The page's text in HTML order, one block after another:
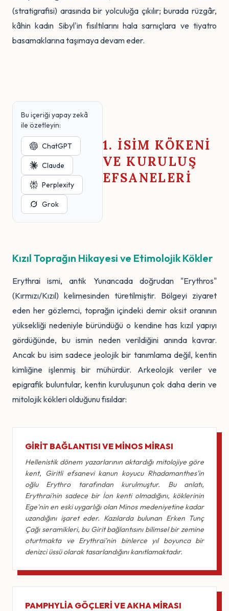
(stratigrafisi) arasında bir yolculuğa çıkılır; burada rüzgâr,
kâhin kadın Sibyl'in fısıltılarını hala sarnıçlara ve tiyatro
basamaklarına taşımaya devam eder.
Bu içeriği yapay zekâ
ile özetleyin:
ChatGPT
Claude
Perplexity
Grok
1. İSIM KÖKENI
VE KURULUŞ
EFSANELERI
Kızıl Toprağın Hikayesi ve Etimolojik Kökler
Erythrai ismi, antik Yunancada doğrudan "Erythros"
(Kırmızı/Kızıl) kelimesinden türetilmiştir. Bölgeyi ziyaret
eden her gözlemci, toprağın içindeki demir oksit oranının
yüksekliği nedeniyle büründüğü o kendine has kızıl yapıyı
gördüğünde, bu ismin neden verildiğini anında kavrar.
Ancak bu isim sadece jeolojik bir tanımlama değil, kentin
kimliğine işlenmiş bir mühürdür. Arkeolojik veriler ve
epigrafik buluntular, kentin kuruluşunun çok daha derin ve
mitolojik kökleri olduğunu fısıldar:
GIRIT BAĞLANTISI VE MINOS MIRASI
Hellenistik dönem yazarlarının aktardığı mitolojiye göre
kent, Giritli efsanevi kanun koyucu Rhadamanthes'in
oğlu Erythro tarafından kurulmuştur. Bu anlatı,
Erythrai’nin sadece bir İon kenti olmadığını, köklerinin
Ege'nin en eski uygarlığı olan Minos medeniyetine kadar
uzandığını işaret eder. Kazılarda bulunan Erken Tunç
Çağı seramikleri, bu Girit bağlantısını bilimsel bir zemine
oturtmakta ve Erythrai'nin binlerce yıl boyunca bir
denizci üssü olarak tasarlandığını kanıtlamaktadır.
PAMPHYLIA GÖÇLERI VE AKHA MIRASI